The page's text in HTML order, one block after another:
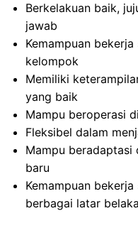
Berkelakuan baik,
jawab
Kemampuan
kelompok
Memiliki
yang baik
Mampu beroperasi
Fleksibel dalam
Mampu beradaptasi
baru
Kemampuan
berbagai latar